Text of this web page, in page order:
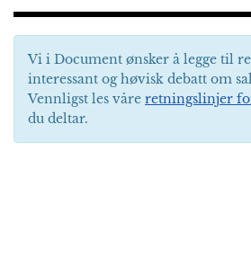
Vi i Document ønsker å legge til
interessant og høvisk debatt om
Vennligst les våre retningslinjer
du deltar.